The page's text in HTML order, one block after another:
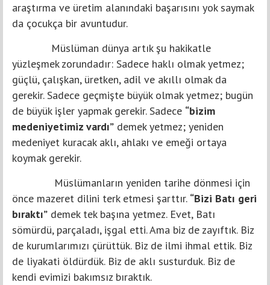
araştırma ve üretim alanındaki başarısını yok saymak
da çocukça bir avuntudur.
Müslüman dünya artık şu hakikatle
yüzleşmek zorundadır: Sadece haklı olmak yetmez;
güçlü, çalışkan, üretken, adil ve akıllı olmak da
gerekir. Sadece geçmişte büyük olmak yetmez; bugün
de büyük işler yapmak gerekir. Sadece “bizim
medeniyetimiz vardı” demek yetmez; yeniden
medeniyet kuracak aklı, ahlakı ve emeği ortaya
koymak gerekir.
Müslümanların yeniden tarihe dönmesi için
önce mazeret dilini terk etmesi şarttır. “Bizi Batı geri
bıraktı” demek tek başına yetmez. Evet, Batı
sömürdü, parçaladı, işgal etti. Ama biz de zayıftık. Biz
de kurumlarımızı çürüttük. Biz de ilmi ihmal ettik. Biz
de liyakati öldürdük. Biz de aklı susturduk. Biz de
kendi evimizi bakımsız bıraktık.